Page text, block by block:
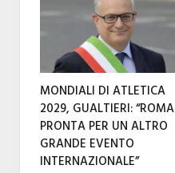
MONDIALI DI ATLETICA
2029, GUALTIERI: “ROMA
PRONTA PER UN ALTRO
GRANDE EVENTO
INTERNAZIONALE”